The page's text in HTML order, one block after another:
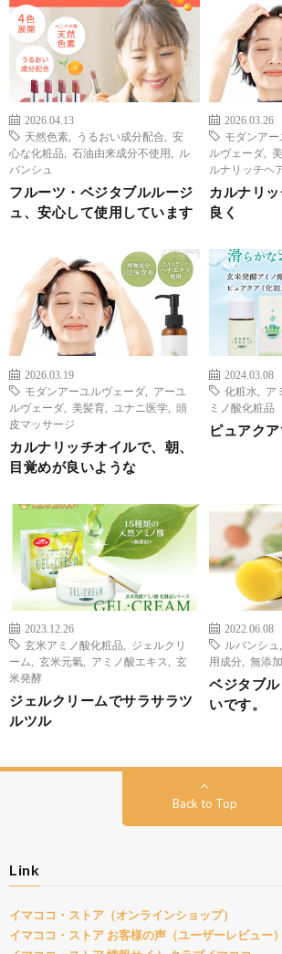
2026.04.13
天然色素
うるおい成分配合
安
心な化粧品
石油由来成分不使用
ル
バンシュ
フルーツ・ベジタブルルージ
ュ、安心して使用しています
2026.03.26
モダンア
ルヴェーダ
ルナリッチヘ
カルナリ
良く
2026.03.19
モダンアーユルヴェーダ
アーユ
ルヴェーダ
美髪育 ユナニ医学
頭
皮マッサージ
カルナリッチオイルで、朝、
目覚めが良いような
2024.03.08
化粧水
ア
ミノ酸化粧品
ピュアク
2023.12.26
玄米アミノ酸化粧品
ジェルクリ
ーム
玄米元氣 アミノ酸エキス
玄
米発酵
ジェルクリームでサラサラツ
ルツル
2022.06.08
ルバンシュ
用成分
無添
ベジタブ
いです。
Back to Top
Link
イマココ・ストア（オンラインショップ）
イマココ・ストア お客様の声（ユーザーレビュー）